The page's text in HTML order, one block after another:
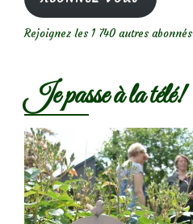
Rejoignez les 1 740 autres abonnés
Je passe à la télé!